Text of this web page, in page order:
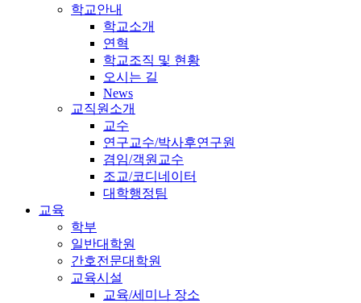
학교안내
학교소개
연혁
학교조직 및 현황
오시는 길
News
교직원소개
교수
연구교수/박사후연구원
겸임/객원교수
조교/코디네이터
대학행정팀
교육
학부
일반대학원
간호전문대학원
교육시설
교육/세미나 장소